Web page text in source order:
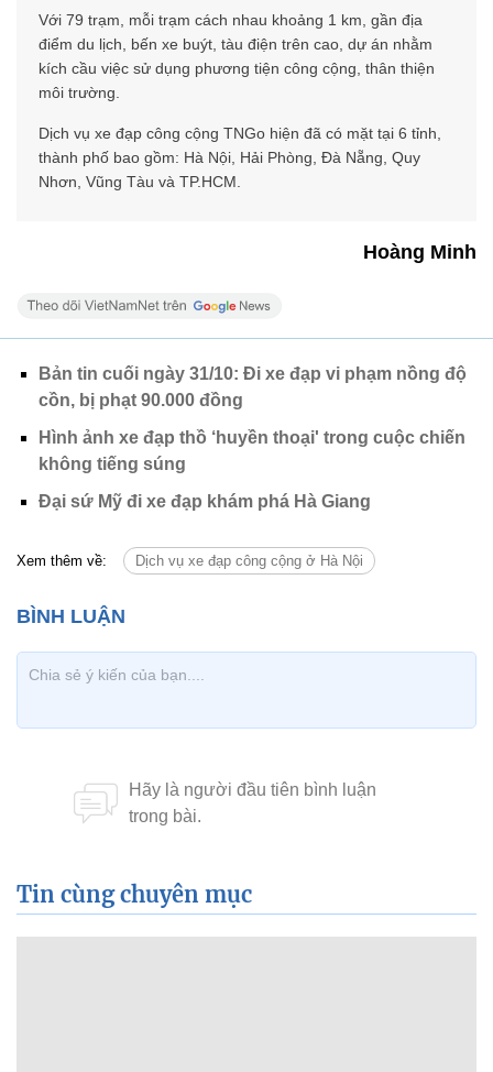
Với 79 trạm, mỗi trạm cách nhau khoảng 1 km, gần địa
điểm du lịch, bến xe buýt, tàu điện trên cao, dự án nhằm
kích cầu việc sử dụng phương tiện công cộng, thân thiện
môi trường.
Dịch vụ xe đạp công cộng TNGo hiện đã có mặt tại 6 tỉnh,
thành phố bao gồm: Hà Nội, Hải Phòng, Đà Nẵng, Quy
Nhơn, Vũng Tàu và TP.HCM.
Hoàng Minh
Bản tin cuối ngày 31/10: Đi xe đạp vi phạm nồng độ
cồn, bị phạt 90.000 đồng
Hình ảnh xe đạp thồ ‘huyền thoại' trong cuộc chiến
không tiếng súng
Đại sứ Mỹ đi xe đạp khám phá Hà Giang
Xem thêm về: Dịch vụ xe đạp công cộng ở Hà Nội
Tin cùng chuyên mục